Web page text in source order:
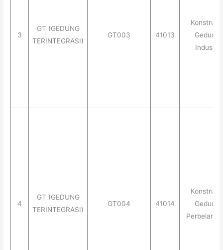
3
GT (GEDUNG
TERINTEGRASI)
GT003 41013
Konstruksi
Gedung
Industri
4
GT (GEDUNG
TERINTEGRASI)
GT004 41014
Konstruksi
Gedung